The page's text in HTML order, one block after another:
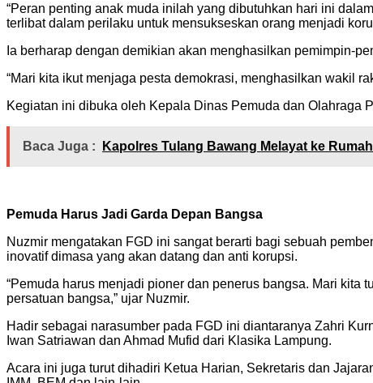
“Peran penting anak muda inilah yang dibutuhkan hari ini
terlibat dalam perilaku untuk mensukseskan orang menjadi
Ia berharap dengan demikian akan menghasilkan pemimpin-
“Mari kita ikut menjaga pesta demokrasi, menghasilkan wakil
Kegiatan ini dibuka oleh Kepala Dinas Pemuda dan Olahraga
Baca Juga : Kapolres Tulang Bawang Melayat ke
Pemuda Harus Jadi Garda Depan Bangsa
Nuzmir mengatakan FGD ini sangat berarti bagi sebuah
inovatif dimasa yang akan datang dan anti korupsi.
“Pemuda harus menjadi pioner dan penerus bangsa. Mari
persatuan bangsa,” ujar Nuzmir.
Hadir sebagai narasumber pada FGD ini diantaranya Zahri
Iwan Satriawan dan Ahmad Mufid dari Klasika Lampung.
Acara ini juga turut dihadiri Ketua Harian, Sekretaris dan